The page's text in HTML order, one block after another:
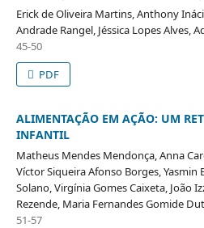
Erick de Oliveira Martins, Anthony
Andrade Rangel, Jéssica Lopes Alves,
45-50
PDF
ALIMENTAÇÃO EM AÇÃO: UM
INFANTIL
Matheus Mendes Mendonça, Anna
Víctor Siqueira Afonso Borges,
Solano, Virgínia Gomes Caixeta, João
Rezende, Maria Fernandes Gomide
51-57